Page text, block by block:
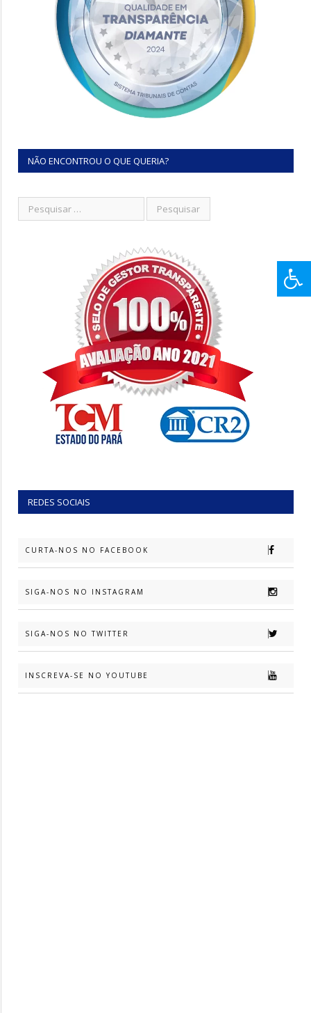
NÃO ENCONTROU O QUE QUERIA?
REDES SOCIAIS
CURTA-NOS NO FACEBOOK
SIGA-NOS NO INSTAGRAM
SIGA-NOS NO TWITTER
INSCREVA-SE NO YOUTUBE